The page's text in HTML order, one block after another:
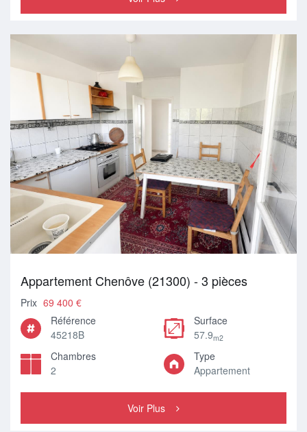
Appartement Chenôve (21300) - 3 pièces
Prix 69 400 €
Référence
45218B
Surface
57.9m2
Chambres
2
Type
Appartement
Voir Plus